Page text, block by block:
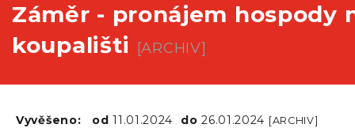
Záměr - pronájem hospody
koupališti [ARCHIV]
Vyvěšeno: od11.01.2024 do26.01.2024 [ARCHIV]